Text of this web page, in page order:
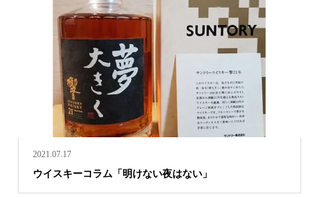
2021.07.17
ウイスキーコラム「明けない夜はない」